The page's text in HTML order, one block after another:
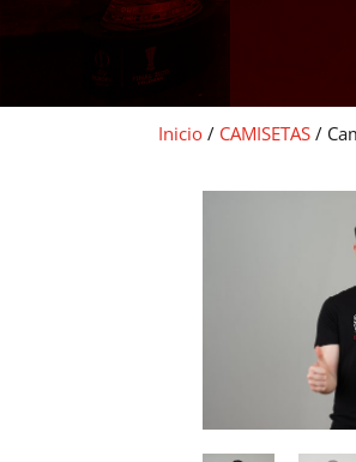
Inicio / CAMISETAS /